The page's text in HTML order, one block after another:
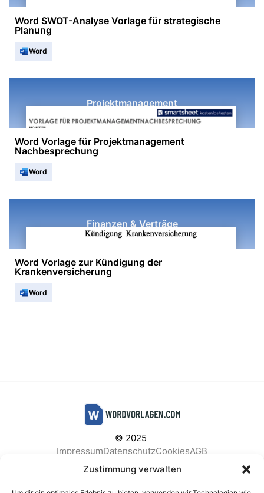
Zustimmung verwalten
Word SWOT-Analyse Vorlage für strategische
Planung
Word
Projektmanagement
Word Vorlage für Projektmanagement
Nachbesprechung
Word
Finanzen & Verträge
Word Vorlage zur Kündigung der
Krankenversicherung
Word
© 2025
ImpressumDatenschutzCookiesAGB
Facebook
Instagram